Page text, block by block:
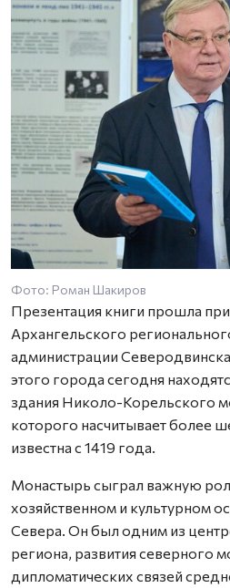
Фото: Роман Шакиров
Презентация книги прошла при
Архангельского
администрации
этого города сегодня
здания Николо-Корельского
которого насчитывает более
известна с 1419 года.
Монастырь сыграл важную
хозяйственном и культурном
Севера. Он был одним из
региона, развития северного
дипломатических связей